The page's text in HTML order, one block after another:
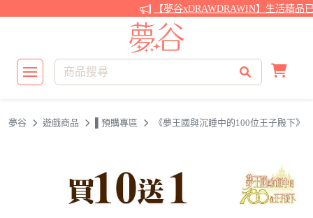
【夢谷xDRAWDRAWIN】生活精品已
夢谷 遊戲商品 ▌預購專區 《夢王國與沉睡中的100位王子殿下》